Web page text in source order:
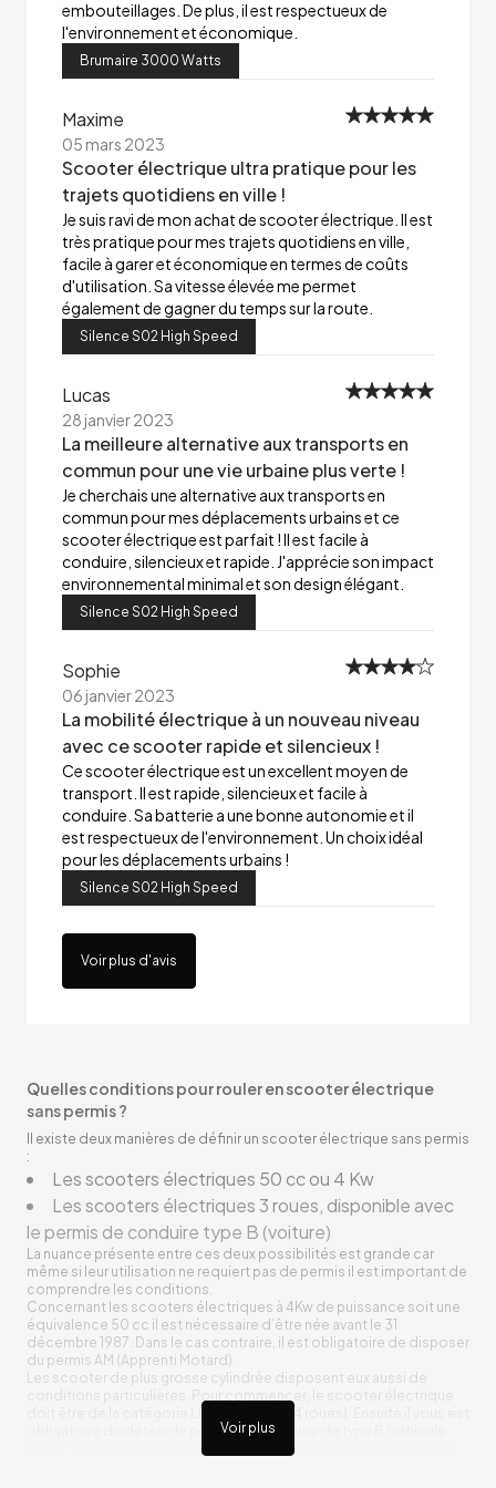
embouteillages. De plus, il est respectueux de
l'environnement et économique.
Brumaire 3000 Watts
Maxime
05 mars 2023
Scooter électrique ultra pratique pour les
trajets quotidiens en ville !
Je suis ravi de mon achat de scooter électrique. Il est
très pratique pour mes trajets quotidiens en ville,
facile à garer et économique en termes de coûts
d'utilisation. Sa vitesse élevée me permet
également de gagner du temps sur la route.
Silence S02 High Speed
Lucas
28 janvier 2023
La meilleure alternative aux transports en
commun pour une vie urbaine plus verte !
Je cherchais une alternative aux transports en
commun pour mes déplacements urbains et ce
scooter électrique est parfait ! Il est facile à
conduire, silencieux et rapide. J'apprécie son impact
environnemental minimal et son design élégant.
Silence S02 High Speed
Sophie
06 janvier 2023
La mobilité électrique à un nouveau niveau
avec ce scooter rapide et silencieux !
Ce scooter électrique est un excellent moyen de
transport. Il est rapide, silencieux et facile à
conduire. Sa batterie a une bonne autonomie et il
est respectueux de l'environnement. Un choix idéal
pour les déplacements urbains !
Silence S02 High Speed
Voir plus d'avis
Voir plus
Quelles conditions pour rouler en scooter électrique
sans permis ?
Il existe deux manières de définir un scooter électrique sans permis
:
Les scooters électriques 50 cc ou 4 Kw
Les scooters électriques 3 roues, disponible avec
le permis de conduire type B (voiture)
La nuance présente entre ces deux possibilités est grande car
même si leur utilisation ne requiert pas de permis il est important de
comprendre les conditions.
Concernant les scooters électriques à 4Kw de puissance soit une
équivalence 50 cc il est nécessaire d’être née avant le 31
décembre 1987. Dans le cas contraire, il est obligatoire de disposer
du permis AM (Apprenti Motard).
Les scooter de plus grosse cylindrée disposent eux aussi de
obligatoire de détenir le permis de conduire de type B (véhicule
léger), d’avoir au moins 21 ans ainsi que d’effectuer une formation